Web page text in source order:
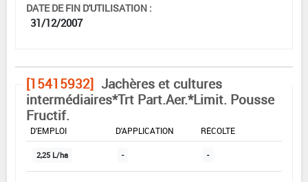
DATE DE FIN D'UTILISATION :
31/12/2007
[15415932] Jachères et cultures
intermédiaires*Trt Part.Aer.*Limit. Pousse
Fructif.
DOSE MAX
D'EMPLOI
D'APPLICATION
RÉCOLTE
2,25 L/ha - -